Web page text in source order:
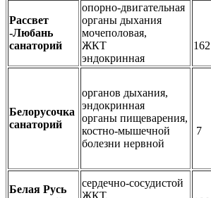
Рассвет
-Любань
санаторий
опорно-двигательная
органы дыхания
мочеполовая,
ЖКТ
эндокринная
162
Белорусочка
санаторий
органов дыхания,
эндокринная
органы пищеварения,
костно-мышечной
болезни нервной
7
Белая Русь
сердечно-сосудистой
ЖКТ,